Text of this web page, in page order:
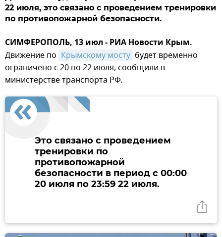
22 июля, это связано с проведением тренировки
по противопожарной безопасности.
СИМФЕРОПОЛЬ, 13 июл - РИА Новости Крым.
Движение по Крымскому мосту будет временно
ограничено с 20 по 22 июля, сообщили в
министерстве транспорта РФ.
Это связано с проведением
тренировки по
противопожарной
безопасности в период с 00:00
20 июля по 23:59 22 июля.